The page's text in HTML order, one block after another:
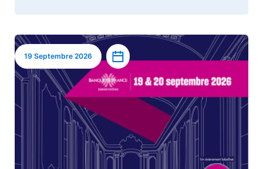
Image
19 Septembre 2026 Ajouter à l’agenda